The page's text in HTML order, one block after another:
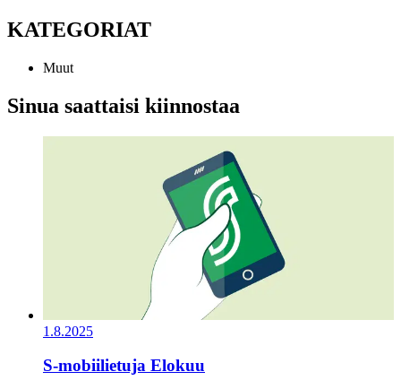
KATEGORIAT
Muut
Sinua saattaisi kiinnostaa
1.8.2025
S-mobiilietuja Elokuu